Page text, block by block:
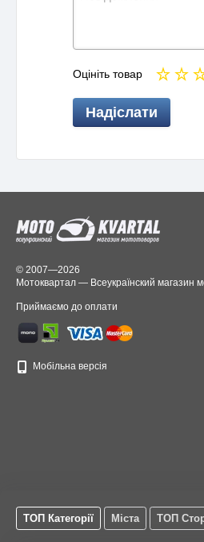
Оцініть товар
Надіслати
© 2007—2026
Мотоквартал — Всеукраїнский магазин
Приймаємо до оплати
Мобільна версія
ТОП Категорії Міста ТОП